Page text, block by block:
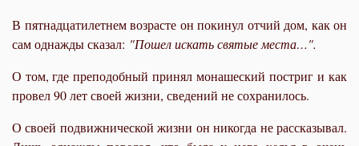
В пятнадцатилетнем возрасте он покинул отчий дом, как он
сам однажды сказал: "Пошел искать святые места…".
О том, где преподобный принял монашеский постриг и как
провел 90 лет своей жизни, сведений не сохранилось.
О своей подвижнической жизни он никогда не рассказывал.